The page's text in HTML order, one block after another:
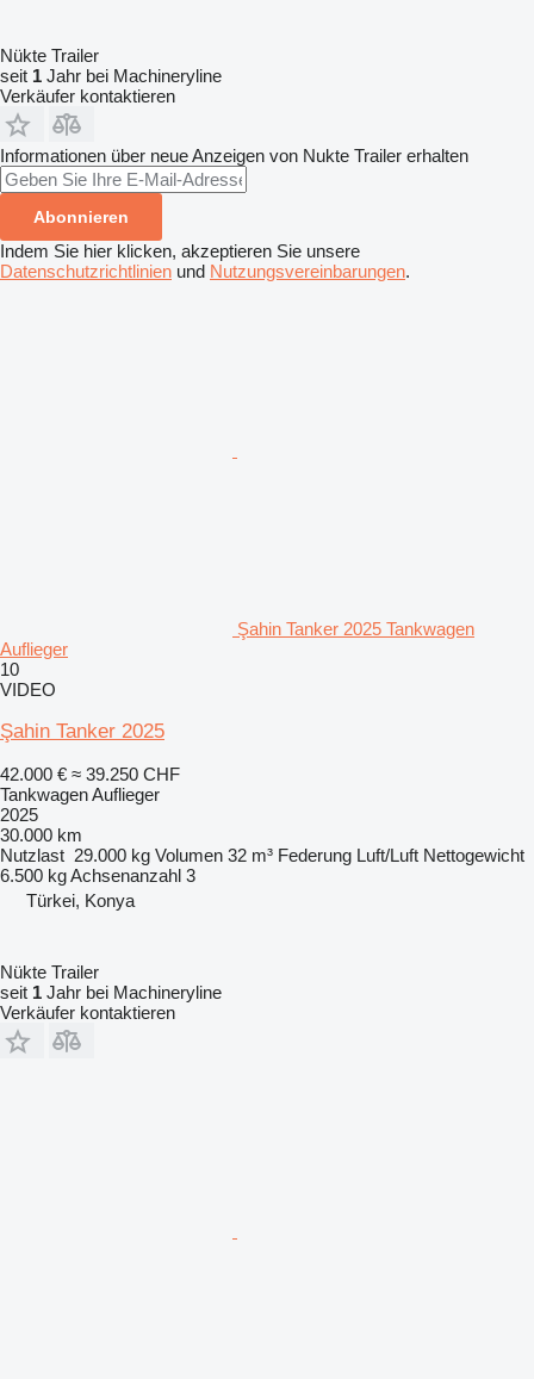
Nükte Trailer
seit 1 Jahr bei Machineryline
Verkäufer kontaktieren
Informationen über neue Anzeigen von Nukte Trailer erhalten
Abonnieren
Indem Sie hier klicken, akzeptieren Sie unsere
Datenschutzrichtlinien und Nutzungsvereinbarungen.
Şahin Tanker 2025 Tankwagen
Auflieger
10
VIDEO
Şahin Tanker 2025
42.000 € ≈ 39.250 CHF
Tankwagen Auflieger
2025
30.000 km
Nutzlast 29.000 kg Volumen 32 m³ Federung Luft/Luft Nettogewicht
6.500 kgAchsenanzahl 3
Türkei, Konya
Nükte Trailer
seit 1 Jahr bei Machineryline
Verkäufer kontaktieren